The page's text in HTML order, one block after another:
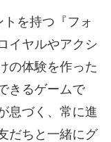
を持つ『フォ
イヤルやアクシ
の体験を作った
きるゲームで
息づく、常に進
だちと一緒にグ